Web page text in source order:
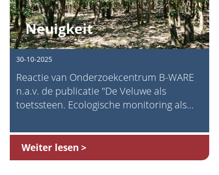
Neuigkeit
30-10-2025
Reactie van Onderzoekcentrum B-WARE
n.a.v. de publicatie "De Veluwe als
toetssteen. Ecologische monitoring als
2025)
Weiter lesen